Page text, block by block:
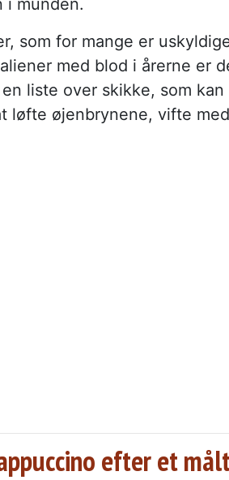
som for mange er
med blod i årerne er
liste over skikke, som
løfte øjenbrynene, vifte
efter et